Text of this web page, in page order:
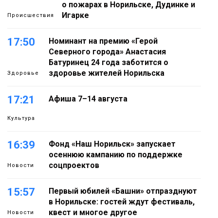
Происшествия
о пожарах в Норильске, Дудинке и
Игарке
17:50
Здоровье
Номинант на премию «Герой
Северного города» Анастасия
Батуринец 24 года заботится о
здоровье жителей Норильска
17:21
Культура
Афиша 7–14 августа
16:39
Новости
Фонд «Наш Норильск» запускает
осеннюю кампанию по поддержке
соцпроектов
15:57
Новости
Первый юбилей «Башни» отпразднуют
в Норильске: гостей ждут фестиваль,
квест и многое другое